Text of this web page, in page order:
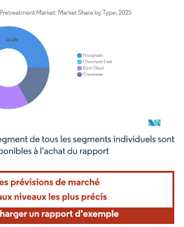
La réutilisation nécessite une attribution sous CC BY